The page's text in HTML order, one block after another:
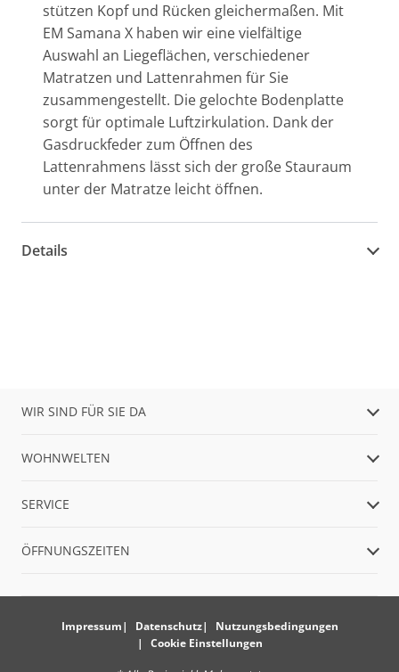
stützen Kopf und Rücken gleichermaßen. Mit
EM Samana X haben wir eine vielfältige
Auswahl an Liegeflächen, verschiedener
Matratzen und Lattenrahmen für Sie
zusammengestellt. Die gelochte Bodenplatte
sorgt für optimale Luftzirkulation. Dank der
Gasdruckfeder zum Öffnen des
Lattenrahmens lässt sich der große Stauraum
unter der Matratze leicht öffnen.
Details
WIR SIND FÜR SIE DA
WOHNWELTEN
SERVICE
ÖFFNUNGSZEITEN
Impressum Datenschutz
Nutzungsbedingungen
Cookie Einstellungen